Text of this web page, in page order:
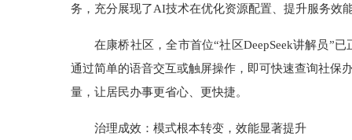
务，充分展现了AI技术在优化资源配置、提升服务效
在康桥社区，全市首位“社区DeepSeek讲解员”
通过简单的语音交互或触屏操作，即可快速查询社保
量，让居民办事更省心、更快捷。
治理成效：模式根本转变，效能显著提升